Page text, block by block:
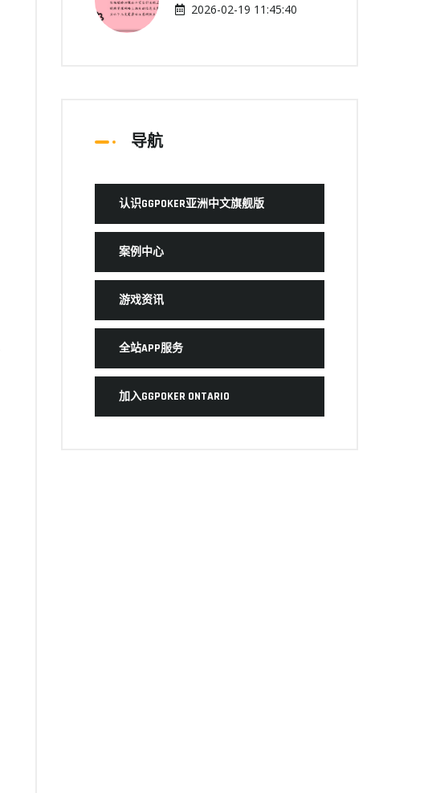
2026-02-19 11:45:40
导航
认识GGPOKER亚洲中文旗舰版
案例中心
游戏资讯
全站APP服务
加入GGPOKER ONTARIO